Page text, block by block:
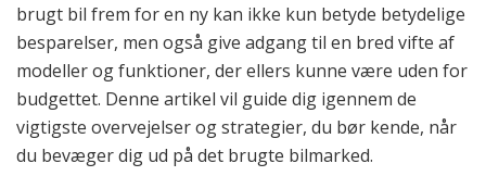
brugt bil frem for en ny kan ikke kun betyde betydelige
besparelser, men også give adgang til en bred vifte af
modeller og funktioner, der ellers kunne være uden for
budgettet. Denne artikel vil guide dig igennem de
vigtigste overvejelser og strategier, du bør kende, når
du bevæger dig ud på det brugte bilmarked.